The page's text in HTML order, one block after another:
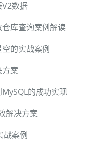
数据
库查询案例解读
的实战案例
方案
的成功实现
解决方案
战案例